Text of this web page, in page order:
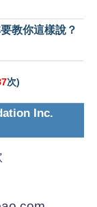
教你這樣說？
次)
Inc.